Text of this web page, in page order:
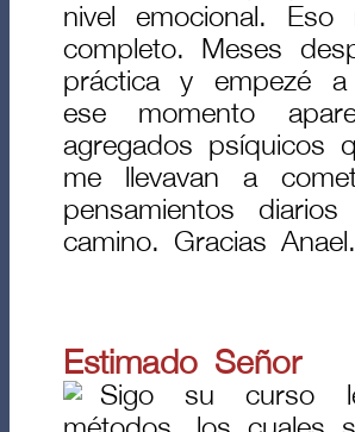
nivel emocional.
completo. Meses
práctica y empezé a
ese momento
agregados psíquicos
me llevavan a
pensamientos
camino. Gracias Anael.
Estimado Señor
Sigo su curso